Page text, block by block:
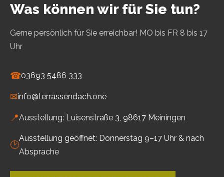
Was können wir für Sie tun?
Gerne persönlich für Sie erreichbar! MO bis FR 8 bis 17
Uhr
☎03693 5486 333
✉info@terrassendach.one
📍Ausstellung: Luisenstraße 3, 98617 Meiningen
🕑
Ausstellung geöffnet: Donnerstag 9–17 Uhr & nach
Absprache